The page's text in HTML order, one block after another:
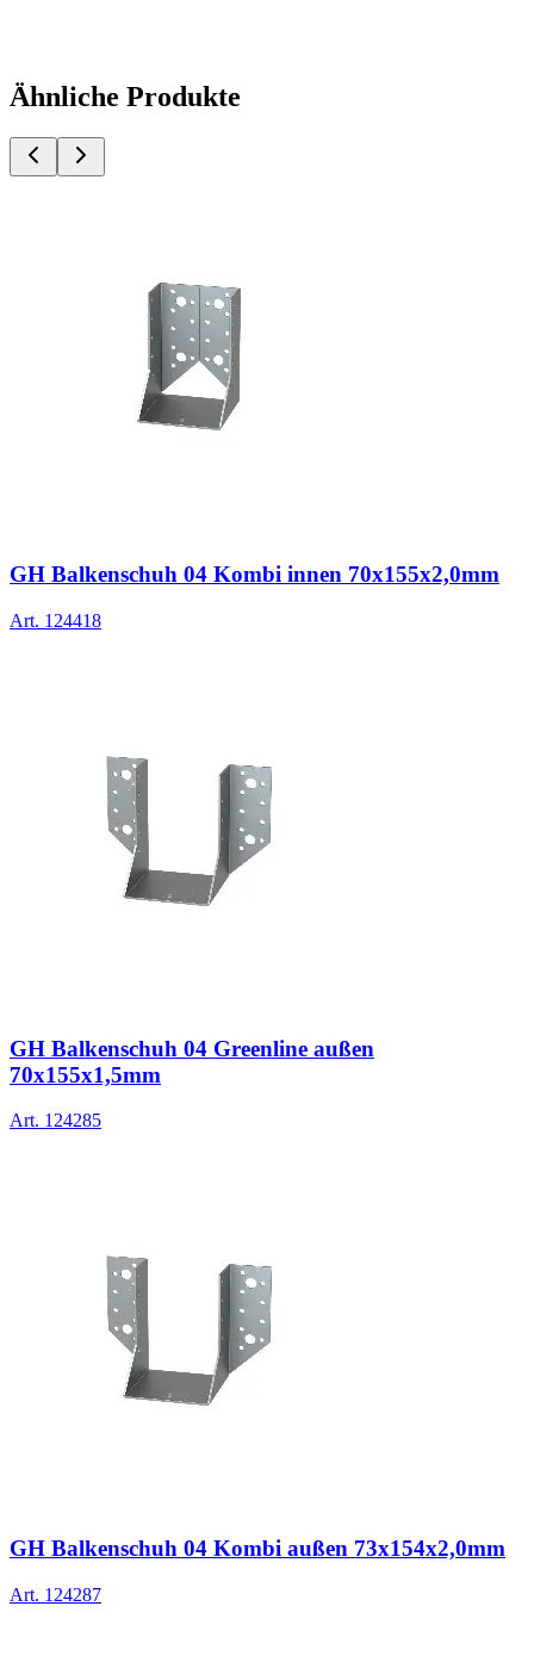
Ähnliche Produkte
GH Balkenschuh 04 Kombi innen 70x155x2,0mm
Art. 124418
GH Balkenschuh 04 Greenline außen
70x155x1,5mm
Art. 124285
GH Balkenschuh 04 Kombi außen 73x154x2,0mm
Art. 124287